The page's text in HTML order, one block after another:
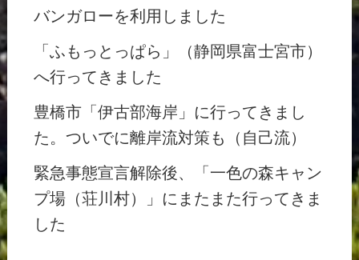
バンガローを利用しました
「ふもっとっぱら」（静岡県富士宮市）
へ行ってきました
豊橋市「伊古部海岸」に行ってきまし
た。ついでに離岸流対策も（自己流）
緊急事態宣言解除後、「一色の森キャン
プ場（荘川村）」にまたまた行ってきま
した